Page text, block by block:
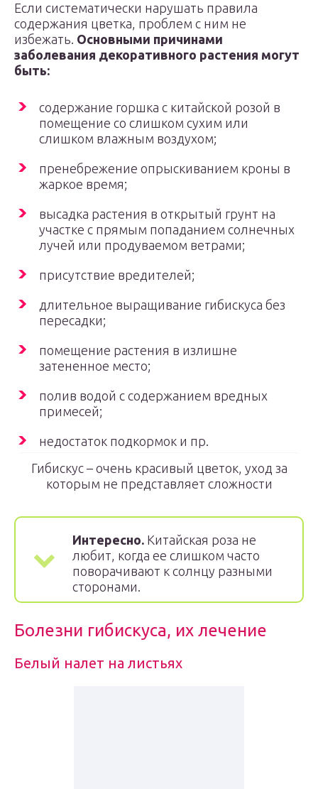
Если систематически нарушать правила
содержания цветка, проблем с ним не
избежать. Основными причинами
заболевания декоративного растения могут
быть:
содержание горшка с китайской розой в
помещение со слишком сухим или
слишком влажным воздухом;
пренебрежение опрыскиванием кроны в
жаркое время;
высадка растения в открытый грунт на
участке с прямым попаданием солнечных
лучей или продуваемом ветрами;
присутствие вредителей;
длительное выращивание гибискуса без
пересадки;
помещение растения в излишне
затененное место;
полив водой с содержанием вредных
примесей;
недостаток подкормок и пр.
Гибискус – очень красивый цветок, уход за
которым не представляет сложности
Интересно. Китайская роза не
любит, когда ее слишком часто
поворачивают к солнцу разными
сторонами.
Болезни гибискуса, их лечение
Белый налет на листьях